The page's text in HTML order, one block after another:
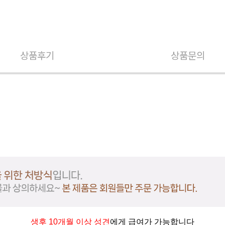
상품후기 상품문의
생후 10개월 이상 성견 에게 급여가 가능합니다